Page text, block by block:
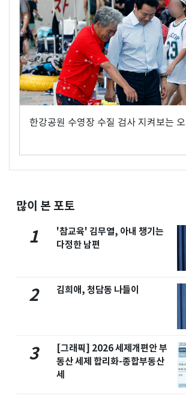
한강공원 수영장 수질 검사 지켜보는
많이 본 포토
1
'참교육' 김무열, 아내 챙기는
다정한 남편
2 김희애, 청담동 나들이
3
[그래픽] 2026 세제개편안 부
동산 세제 합리화-종합부동산
세